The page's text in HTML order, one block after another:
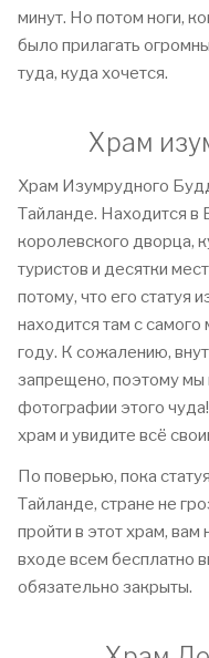
минут. Но потом ноги,
было прилагать
туда, куда хочется.
Храм
Храм Изумрудного
Тайланде. Находится в
королевского дворца,
туристов и десятки
потому, что его статуя
находится там с
году. К сожалению,
запрещено, поэтому
фотографии этого
храм и увидите всё
По поверью, пока
Тайланде, стране не
пройти в этот храм,
входе всем бесплатно
обязательно закрыты.